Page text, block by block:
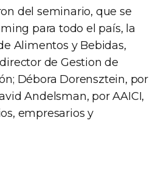
del seminario, que se
para todo el país, la
Alimentos y Bebidas,
de Gestion de
Débora Dorensztein, por
Andelsman, por AAICI,
empresarios y